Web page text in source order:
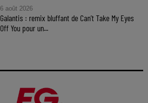
6 août 2026
Galantis : remix bluffant de Can’t Take My Eyes
Off You pour un...